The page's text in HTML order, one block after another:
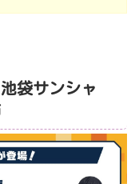
袋サンシャ